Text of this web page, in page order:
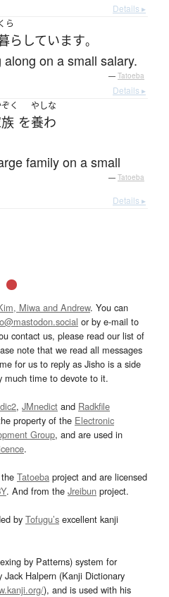
Details ▸
ら
らしています。
on a small salary.
— Tatoeba
Details ▸
く
を
やしな
養わ
family on a small
— Tatoeba
Details ▸
Miwa and Andrew. You can
or by e-mail to
contact us, please read our list of
note that we read all messages
for us to reply as Jisho is a side
much time to devote to it.
, JMnedict and Radkfile
property of the Electronic
Group, and are used in
.
Tatoeba project and are licensed
. And from the Jreibun project.
by Tofugu’s excellent kanji
by Patterns) system for
Halpern (Kanji Dictionary
), and is used with his